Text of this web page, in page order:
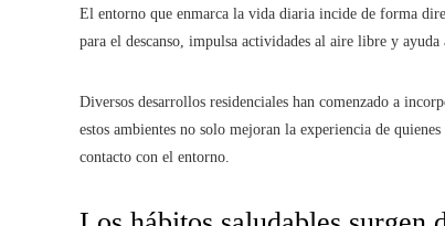
El entorno que enmarca la vida diaria incide de forma
para el descanso, impulsa actividades al aire libre y
Diversos desarrollos residenciales han comenzado a
estos ambientes no solo mejoran la experiencia de
contacto con el entorno.